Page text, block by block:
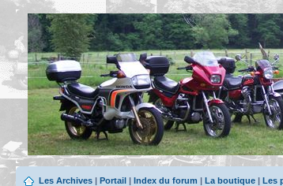
Les Archives | Portail | Index du forum | La boutique | Les